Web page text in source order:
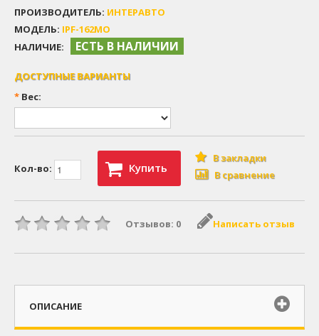
ПРОИЗВОДИТЕЛЬ: ИНТЕРАВТО
МОДЕЛЬ: IPF-162MO
НАЛИЧИЕ:
ЕСТЬ В НАЛИЧИИ
ДОСТУПНЫЕ ВАРИАНТЫ
* Вес:
Кол-во: Купить
В закладки
В сравнение
Отзывов: 0 Написать отзыв
ОПИСАНИЕ